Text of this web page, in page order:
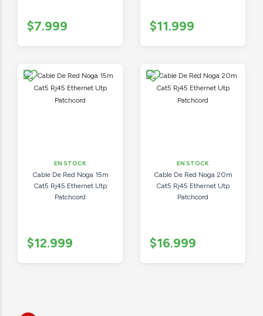
$7.999 $11.999
EN STOCK
Cable De Red Noga 15m
Cat5 Rj45 Ethernet Utp
Patchcord
$12.999
EN STOCK
Cable De Red Noga 20m
Cat5 Rj45 Ethernet Utp
Patchcord
$16.999